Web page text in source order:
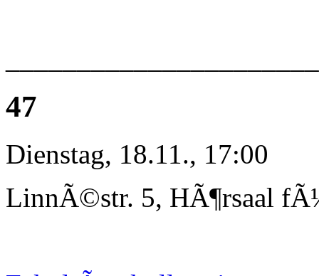
47
Dienstag, 18.11., 17:00
LinnÃ©str. 5, HÃ¶rsaal